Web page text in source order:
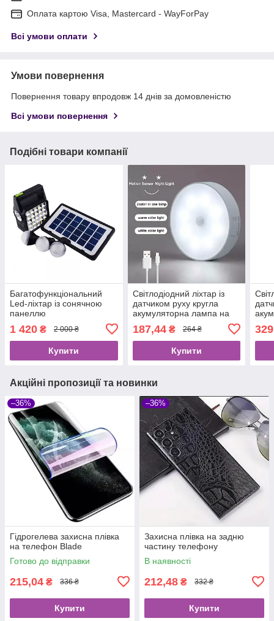
Оплата картою Visa, Mastercard - WayForPay
Всі умови оплати
Умови повернення
Повернення товару впродовж 14 днів за домовленістю
Всі умови повернення
Подібні товари компанії
Багатофункціональний
Led-ліхтар із сонячною
панеллю
1 420 ₴ 2 000 ₴
Купити
Світлодіодний ліхтар із
датчиком руху кругла
акумуляторна лампа на
187,44₴ 264 ₴
Купити
Акційні пропозиції та новинки
–36%
Гідрогелева захисна плівка
на телефон Blade
Готово до відправки
215,04 ₴ 336 ₴
Купити
–36%
Захисна плівка на задню
частину телефону
В наявності
212,48 ₴ 332 ₴
Купити